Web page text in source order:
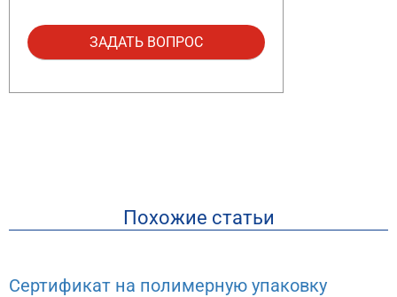
Похожие статьи
Сертификат на полимерную упаковку